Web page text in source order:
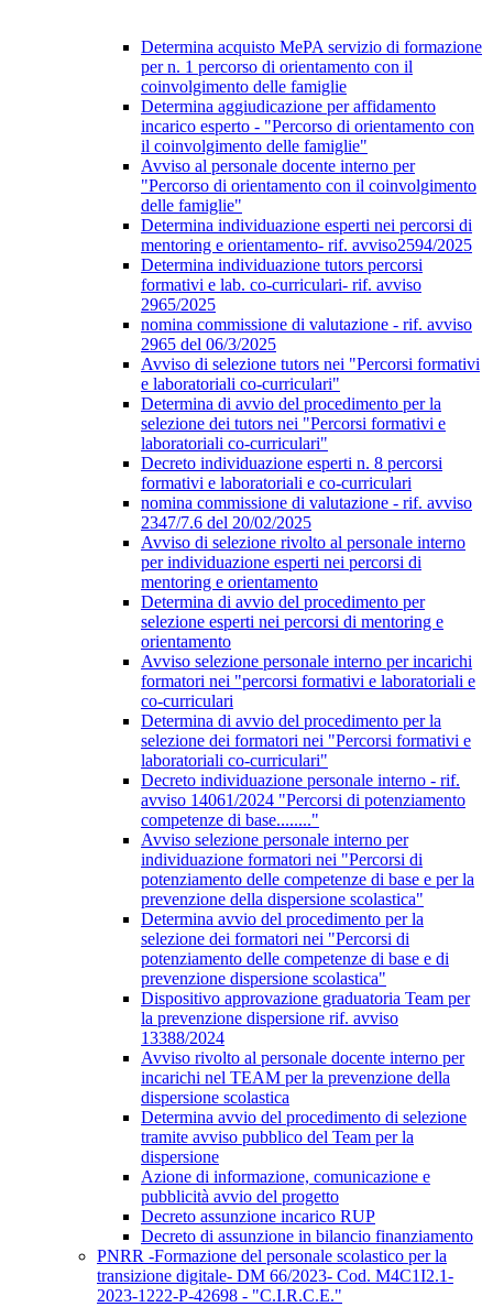
Determina acquisto MePA servizio di formazione
per n. 1 percorso di orientamento con il
coinvolgimento delle famiglie
Determina aggiudicazione per affidamento
incarico esperto - "Percorso di orientamento con
il coinvolgimento delle famiglie"
Avviso al personale docente interno per
"Percorso di orientamento con il coinvolgimento
delle famiglie"
Determina individuazione esperti nei percorsi di
mentoring e orientamento- rif. avviso2594/2025
Determina individuazione tutors percorsi
formativi e lab. co-curriculari- rif. avviso
2965/2025
nomina commissione di valutazione - rif. avviso
2965 del 06/3/2025
Avviso di selezione tutors nei "Percorsi formativi
e laboratoriali co-curriculari"
Determina di avvio del procedimento per la
selezione dei tutors nei "Percorsi formativi e
laboratoriali co-curriculari"
Decreto individuazione esperti n. 8 percorsi
formativi e laboratoriali e co-curriculari
nomina commissione di valutazione - rif. avviso
2347/7.6 del 20/02/2025
Avviso di selezione rivolto al personale interno
per individuazione esperti nei percorsi di
mentoring e orientamento
Determina di avvio del procedimento per
selezione esperti nei percorsi di mentoring e
orientamento
Avviso selezione personale interno per incarichi
formatori nei "percorsi formativi e laboratoriali e
co-curriculari
Determina di avvio del procedimento per la
selezione dei formatori nei "Percorsi formativi e
laboratoriali co-curriculari"
Decreto individuazione personale interno - rif.
avviso 14061/2024 "Percorsi di potenziamento
competenze di base........"
Avviso selezione personale interno per
individuazione formatori nei "Percorsi di
potenziamento delle competenze di base e per la
prevenzione della dispersione scolastica"
Determina avvio del procedimento per la
selezione dei formatori nei "Percorsi di
potenziamento delle competenze di base e di
prevenzione dispersione scolastica"
Dispositivo approvazione graduatoria Team per
la prevenzione dispersione rif. avviso
13388/2024
Avviso rivolto al personale docente interno per
incarichi nel TEAM per la prevenzione della
dispersione scolastica
Determina avvio del procedimento di selezione
tramite avviso pubblico del Team per la
dispersione
Azione di informazione, comunicazione e
pubblicità avvio del progetto
Decreto assunzione incarico RUP
Decreto di assunzione in bilancio finanziamento
PNRR -Formazione del personale scolastico per la
transizione digitale- DM 66/2023- Cod. M4C1I2.1-
2023-1222-P-42698 - "C.I.R.C.E."